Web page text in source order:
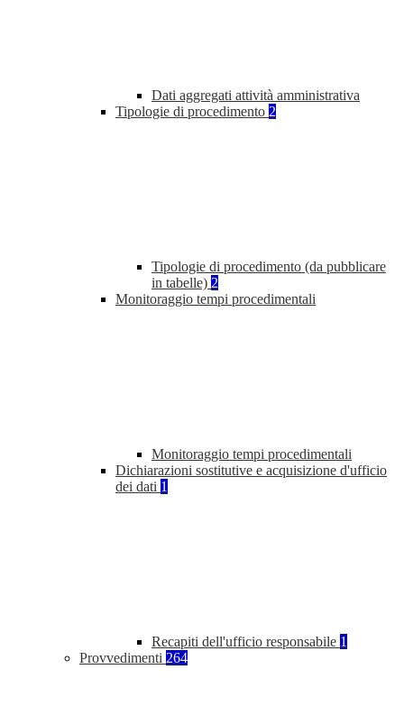
Dati aggregati attività amministrativa
Tipologie di procedimento 2
Tipologie di procedimento (da pubblicare
in tabelle) 2
Monitoraggio tempi procedimentali
Monitoraggio tempi procedimentali
Dichiarazioni sostitutive e acquisizione d'ufficio
dei dati 1
Recapiti dell'ufficio responsabile 1
Provvedimenti 264